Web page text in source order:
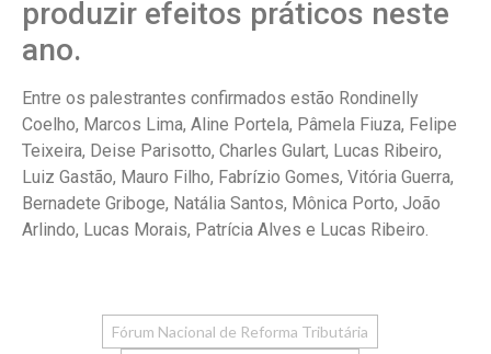
produzir efeitos práticos neste
ano.
Entre os palestrantes confirmados estão Rondinelly
Coelho, Marcos Lima, Aline Portela, Pâmela Fiuza, Felipe
Teixeira, Deise Parisotto, Charles Gulart, Lucas Ribeiro,
Luiz Gastão, Mauro Filho, Fabrízio Gomes, Vitória Guerra,
Bernadete Griboge, Natália Santos, Mônica Porto, João
Arlindo, Lucas Morais, Patrícia Alves e Lucas Ribeiro.
Fórum Nacional de Reforma Tributária